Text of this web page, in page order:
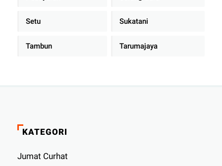
Setu Sukatani
Tambun Tarumajaya
KATEGORI
Jumat Curhat